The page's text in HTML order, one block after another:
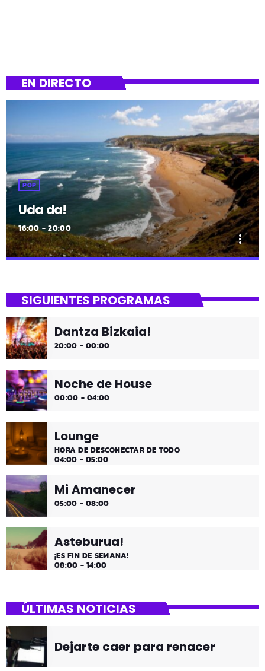
EN DIRECTO
POP
Uda da!
16:00 - 20:00
more_vert
¡Toda la música!
¡Toda la música!
SIGUIENTES PROGRAMAS
Dantza Bizkaia!
20:00 - 00:00
Noche de House
00:00 - 04:00
Lounge
HORA DE DESCONECTAR DE TODO
04:00 - 05:00
Mi Amanecer
05:00 - 08:00
Asteburua!
¡ES FIN DE SEMANA!
08:00 - 14:00
ÚLTIMAS NOTICIAS
Dejarte caer para renacer